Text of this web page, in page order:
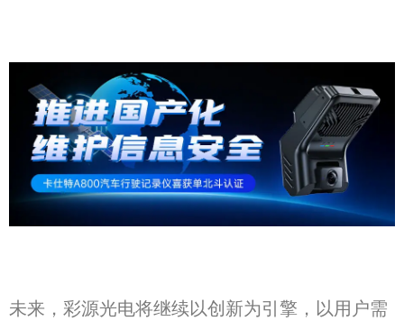
未来，彩源光电将继续以创新为引擎，以用户需